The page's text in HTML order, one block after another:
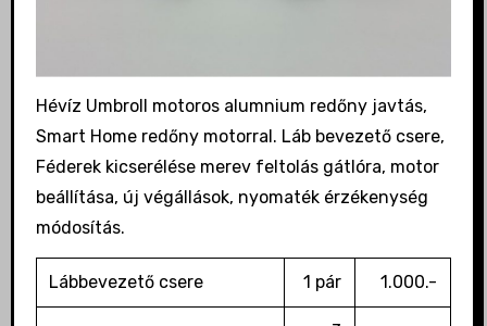
Hévíz Umbroll motoros alumnium redőny javtás,
Smart Home redőny motorral. Láb bevezető csere,
Féderek kicserélése merev feltolás gátlóra, motor
beállítása, új végállások, nyomaték érzékenység
módosítás.
Lábbevezető csere 1 pár 1.000.-